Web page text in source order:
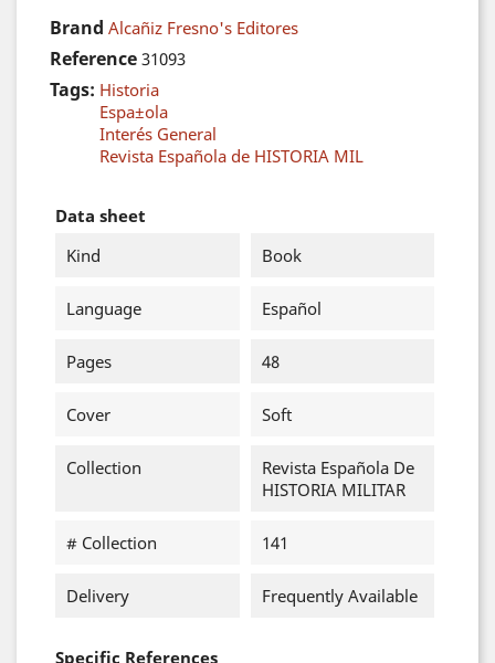
Brand Alcañiz Fresno's Editores
Reference 31093
Tags: Historia
Espa±ola
Interés General
Revista Española de HISTORIA MIL
Data sheet
Kind
Book
Language Español
Pages 48
Cover Soft
Collection
Revista Española De
HISTORIA MILITAR
# Collection 141
Delivery Frequently Available
Specific References